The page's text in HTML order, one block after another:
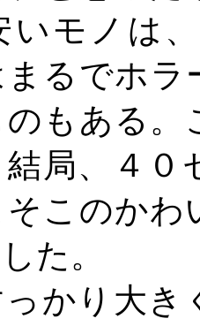
いモノは
るでホ
のもある
局、４０
このか
た。
かり大き